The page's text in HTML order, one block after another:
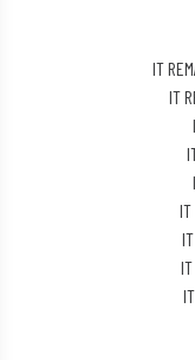
IT
IT